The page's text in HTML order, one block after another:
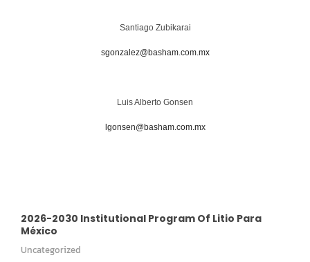
Santiago Zubikarai
sgonzalez@basham.com.mx
Luis Alberto Gonsen
lgonsen@basham.com.mx
2026-2030 Institutional Program Of Litio Para
México
Uncategorized